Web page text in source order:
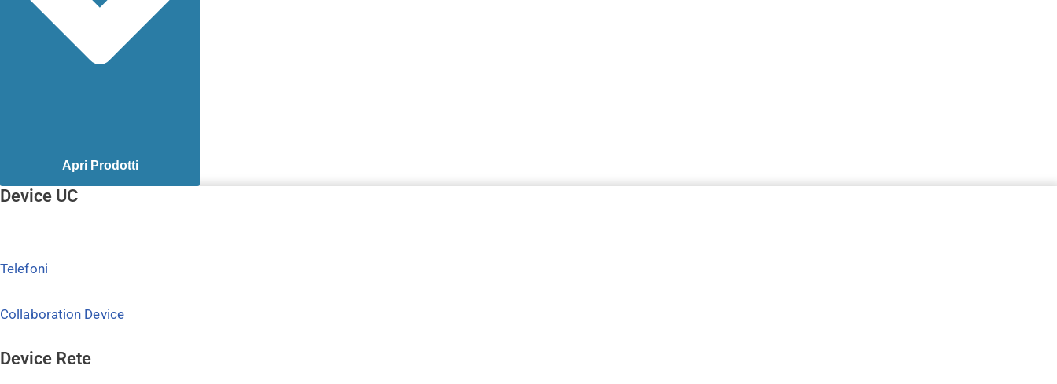
Apri Prodotti
Device UC
Telefoni
Collaboration Device
Device Rete